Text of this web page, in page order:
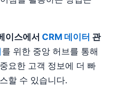
이스에서 CRM 데이터 관
를 위한 중앙 허브를 통해
요한 고객 정보에 더 빠
할 수 있습니다.